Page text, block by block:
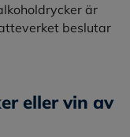
är
beslutar
eller vin av